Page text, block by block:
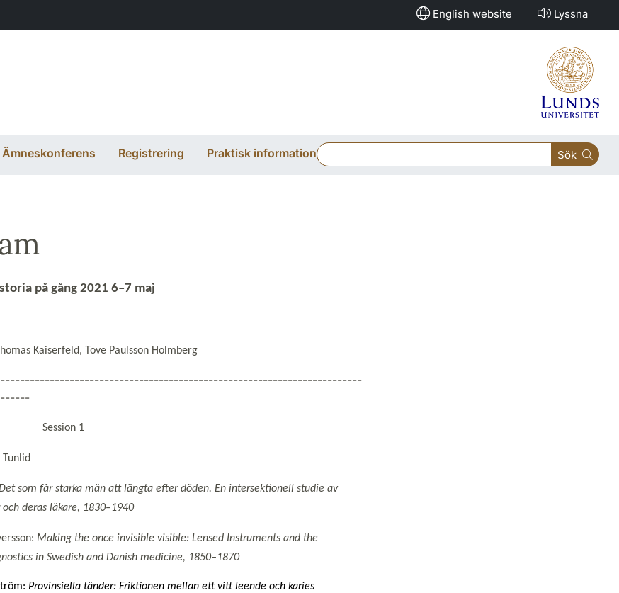
English website Lyssna
Ämneskonferens Registrering Praktisk information Sök
på gång 2021 6­–7 maj
Kaiserfeld, Tove Paulsson Holmberg
Session 1
som får starka män att längta efter döden. En intersektionell studie av
deras läkare, 1830–1940
Making the once invisible visible: Lensed Instruments and the
in Swedish and Danish medicine, 1850–1870
Provinsiella tänder: Friktionen mellan ett vitt leende och karies